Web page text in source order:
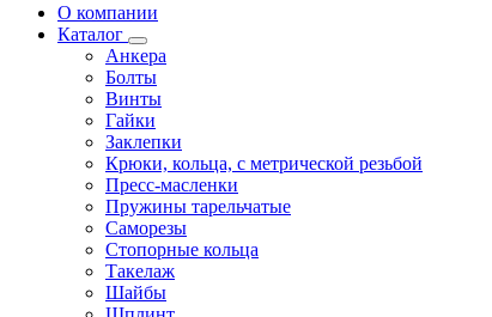
О компании
Каталог
Анкера
Болты
Винты
Гайки
Заклепки
Крюки, кольца, с метрической резьбой
Пресс-масленки
Пружины тарельчатые
Саморезы
Стопорные кольца
Такелаж
Шайбы